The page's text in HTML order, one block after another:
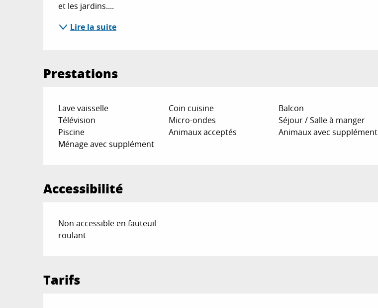
et les jardins....
Lire la suite
Prestations
Lave vaisselle Coin cuisine
Balcon
Télévision
Micro-ondes
Séjour / Salle à manger
Piscine
Animaux acceptés
Animaux avec supplément
Ménage avec supplément
Accessibilité
Non accessible en fauteuil
roulant
Tarifs